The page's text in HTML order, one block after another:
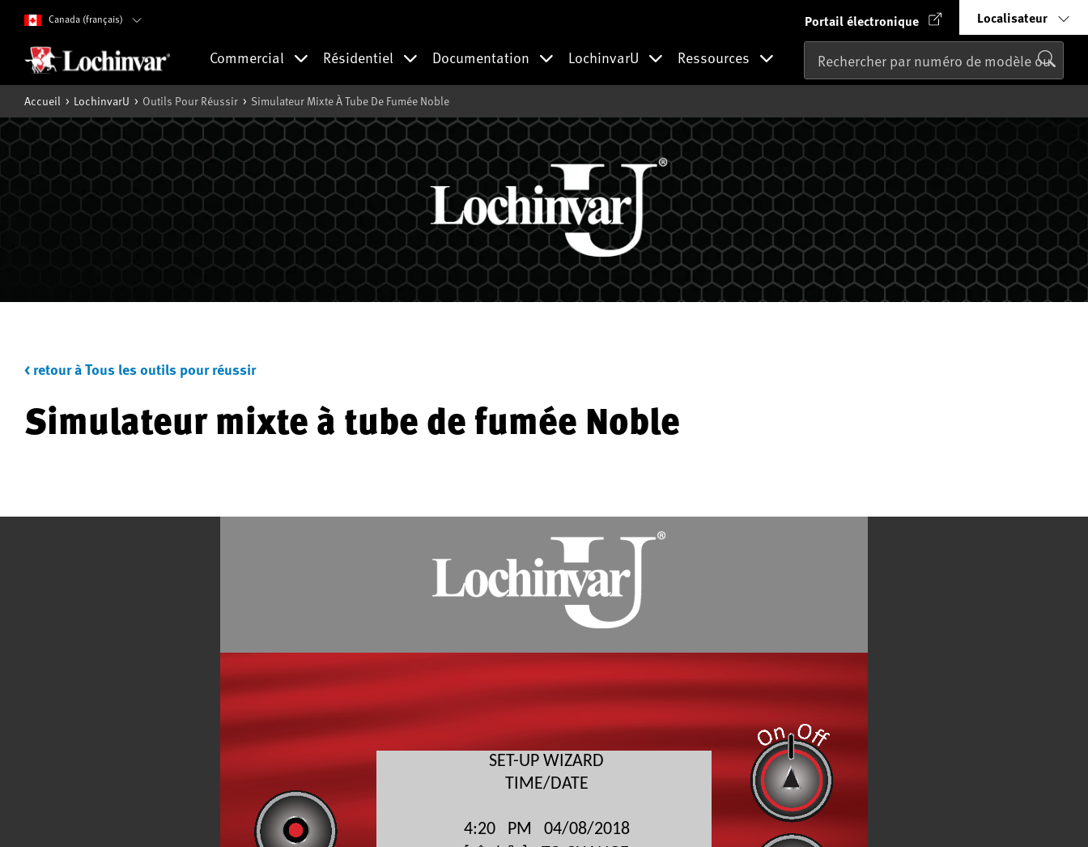
Canada (français) Portail électronique Localisateur
Commercial Résidentiel Documentation LochinvarU Ressources
Accueil LochinvarU Outils Pour Réussir Simulateur Mixte À Tube De Fumée Noble
< retour à Tous les outils pour réussir
Simulateur mixte à tube de fumée Noble